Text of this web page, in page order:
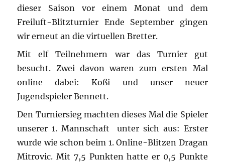
dieser Saison vor einem Monat und dem
Freiluft-Blitzturnier Ende September gingen
wir erneut an die virtuellen Bretter.
Mit elf Teilnehmern war das Turnier gut
besucht. Zwei davon waren zum ersten Mal
online dabei: Koßi und unser neuer
Jugendspieler Bennett.
Den Turniersieg machten dieses Mal die Spieler
unserer 1. Mannschaft unter sich aus: Erster
wurde wie schon beim 1. Online-Blitzen Dragan
Mitrovic. Mit 7,5 Punkten hatte er 0,5 Punkte